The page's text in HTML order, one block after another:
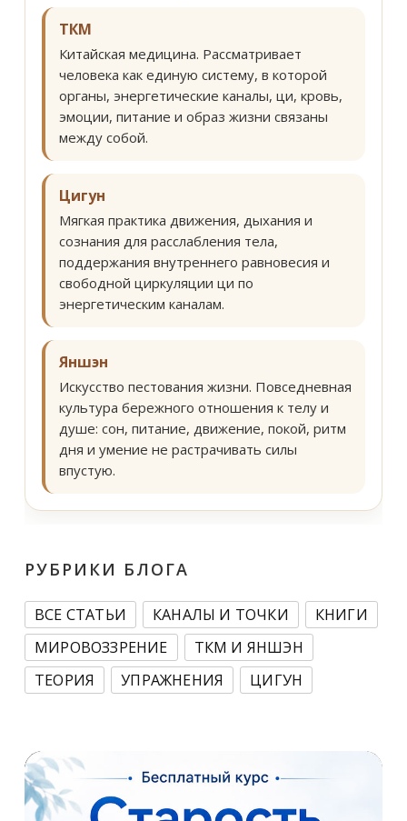
ТКМ
Китайская медицина. Рассматривает
человека как единую систему, в которой
органы, энергетические каналы, ци, кровь,
эмоции, питание и образ жизни связаны
между собой.
Цигун
Мягкая практика движения, дыхания и
сознания для расслабления тела,
поддержания внутреннего равновесия и
свободной циркуляции ци по
энергетическим каналам.
Яншэн
Искусство пестования жизни. Повседневная
культура бережного отношения к телу и
душе: сон, питание, движение, покой, ритм
дня и умение не растрачивать силы
впустую.
РУБРИКИ БЛОГА
ВСЕ СТАТЬИ КАНАЛЫ И ТОЧКИ
КНИГИ
МИРОВОЗЗРЕНИЕ
ТКМ И ЯНШЭН
ТЕОРИЯ
УПРАЖНЕНИЯ ЦИГУН